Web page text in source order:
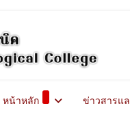
หน้าหลัก ข่าวสารแ